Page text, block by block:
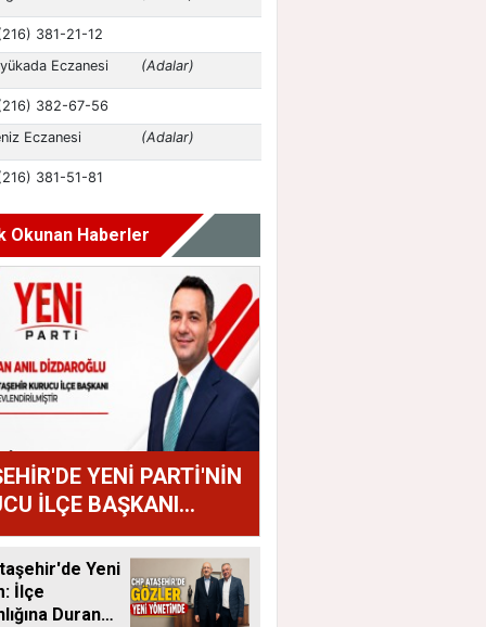
Okunan Haberler
YENİ PARTİ'NİN
İLÇE BAŞKANI
ANIL DİZDAROĞLU
Yeni
İlçe
Duran